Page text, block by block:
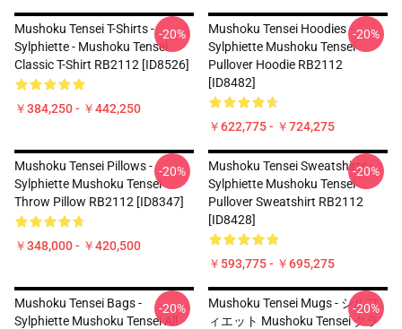
Mushoku Tensei T-Shirts -
Sylphiette - Mushoku Tensei
Classic T-Shirt RB2112 [ID8526]
￥384,250 - ￥442,250
-20%
Mushoku Tensei Hoodies -
Sylphiette Mushoku Tensei
Pullover Hoodie RB2112
[ID8482]
￥622,775 - ￥724,275
-20%
Mushoku Tensei Pillows -
Sylphiette Mushoku Tensei
Throw Pillow RB2112 [ID8347]
￥348,000 - ￥420,500
-20%
Mushoku Tensei Sweatshirts -
Sylphiette Mushoku Tensei
Pullover Sweatshirt RB2112
[ID8428]
￥593,775 - ￥695,275
-20%
Mushoku Tensei Bags -
Sylphiette Mushoku Tensei All
-20%
Mushoku Tensei Mugs - シルフ
ィエット Mushoku Tensei クラ
-20%